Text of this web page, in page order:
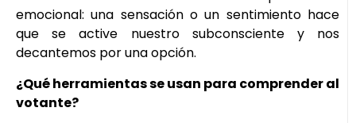
emocional: una sensación o un sentimiento hace
que se active nuestro subconsciente y nos
decantemos por una opción.
¿Qué herramientas se usan para comprender al
votante?